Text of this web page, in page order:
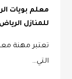
للمنازل الرياض
تعتبر مهنة
التي…